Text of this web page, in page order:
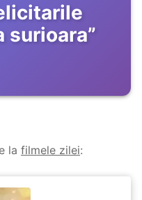
surioara”
la filmele zilei: